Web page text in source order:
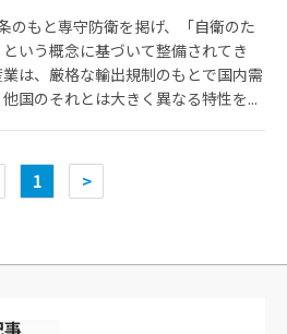
のもと専守防衛を掲げ、「自衛のた
いう概念に基づいて整備されてき
は、厳格な輸出規制のもとで国内需
国のそれとは大きく異なる特性を...
1 >